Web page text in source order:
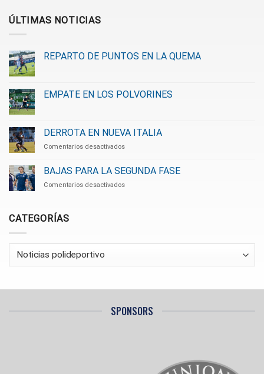
ÚLTIMAS NOTICIAS
REPARTO DE PUNTOS EN LA QUEMA
EMPATE EN LOS POLVORINES
DERROTA EN NUEVA ITALIA
Comentarios desactivadosen
EN
NUEVA
ITALIA
BAJAS PARA LA SEGUNDA FASE
Comentarios desactivadosen
CATEGORÍAS
Categorías
SPONSORS